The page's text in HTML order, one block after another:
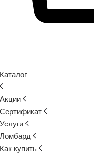
Каталог
Акции
Сертификат
Услуги
Ломбард
Как купить